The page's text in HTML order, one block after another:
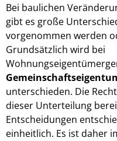
Bei baulichen
gibt es große
vorgenommen werden
Grundsätzlich wird bei
unterschieden. Die
dieser Unterteilung
Entscheidungen
einheitlich. Es ist daher